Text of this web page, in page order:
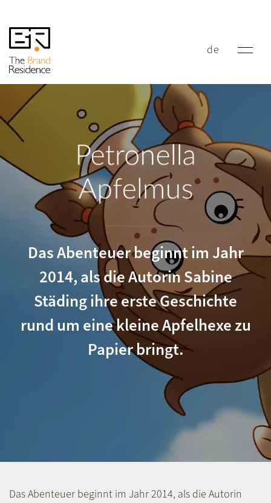
de
Petronella
Apfelmus
Das Abenteuer beginnt im Jahr
2014, als die Autorin Sabine
Städing ihre erste Geschichte
rund um eine kleine Apfelhexe zu
Papier bringt.
Das Abenteuer beginnt im Jahr 2014, als die Autorin